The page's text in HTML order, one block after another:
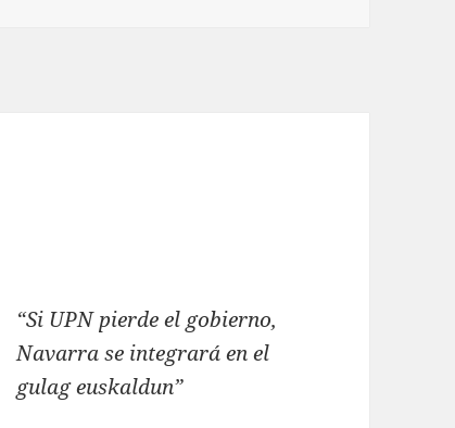
“Si UPN pierde el gobierno,
Navarra se integrará en el
gulag euskaldun”